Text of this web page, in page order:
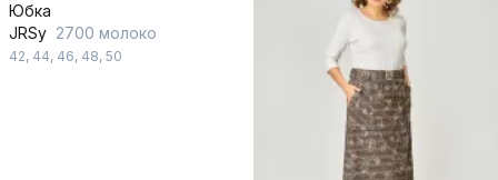
Юбка
JRSy 2700 молоко
42, 44, 46, 48, 50